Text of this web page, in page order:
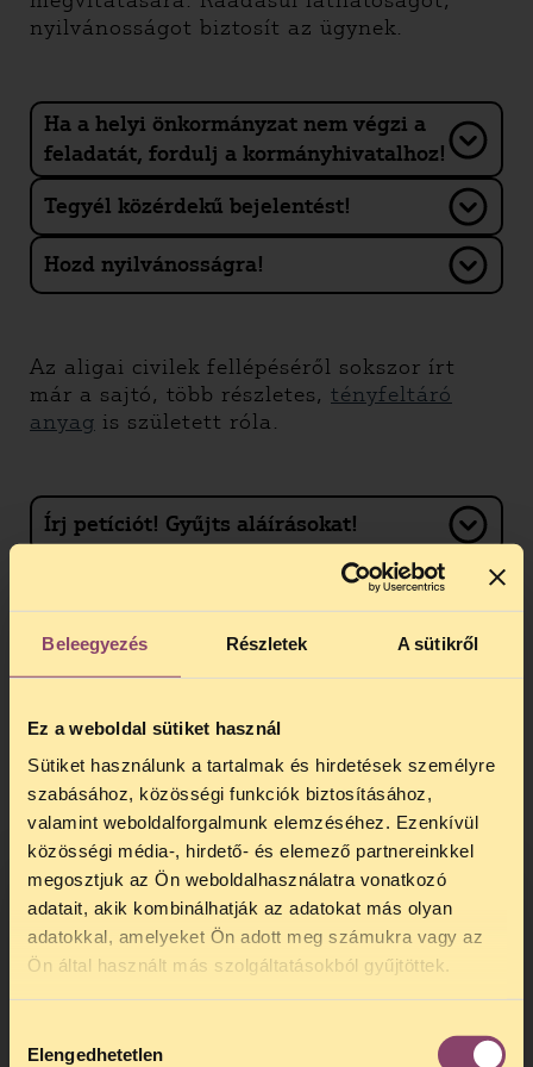
Beleegyezés Részletek A sütikről
Ez a weboldal sütiket használ
Sütiket használunk a tartalmak és hirdetések személyre
szabásához, közösségi funkciók biztosításához,
valamint weboldalforgalmunk elemzéséhez. Ezenkívül
közösségi média-, hirdető- és elemező partnereinkkel
megosztjuk az Ön weboldalhasználatra vonatkozó
adatait, akik kombinálhatják az adatokat más olyan
adatokkal, amelyeket Ön adott meg számukra vagy az
Ön által használt más szolgáltatásokból gyűjtöttek.
kiválasztása
Elengedhetetlen
nyilvánosságot biztosít az ügynek.
Ha a helyi önkormányzat nem végzi a
feladatát, fordulj a kormányhivatalhoz!
Tegyél közérdekű bejelentést!
Hozd nyilvánosságra!
Az aligai civilek fellépéséről sokszor írt
már a sajtó, több részletes, tényfeltáró
anyag is született róla.
Írj petíciót! Gyűjts aláírásokat!
Balatonvilágos polgármesterének
fogalmazta meg petícióját (hogy
part védelmében): a helyszínen 3000
aláírást gyűjtött hozzá,online pedig
további több mint 7000 aláírást.
Csatlakozz a STOP Kiemelt
beruházások kampányhoz!
Szervezz tüntetést!
TELEFONOS JOGSEGÉLY
SZÜNET!
hogytelefonos jogsegélyünk július 27 és